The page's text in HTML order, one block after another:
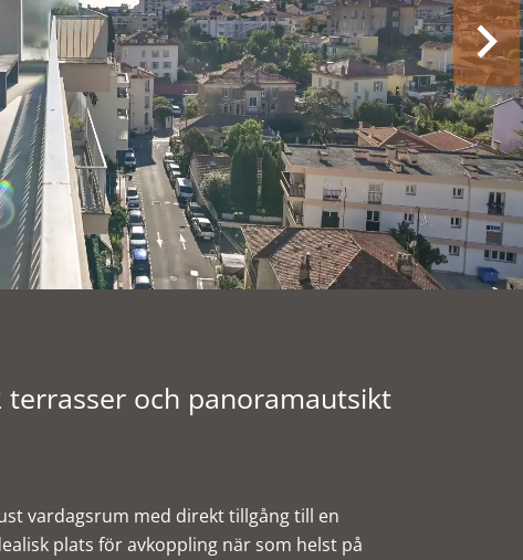
och panoramautsikt
vardagsrum med direkt tillgång till en
plats för avkoppling när som helst på